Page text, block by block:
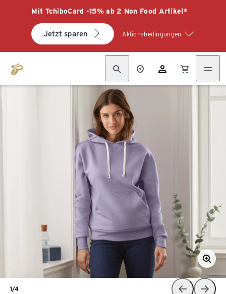
Mit TchiboCard -15% ab 2 Non Food Artikel*
Jetzt sparen Aktionsbedingungen
1/4